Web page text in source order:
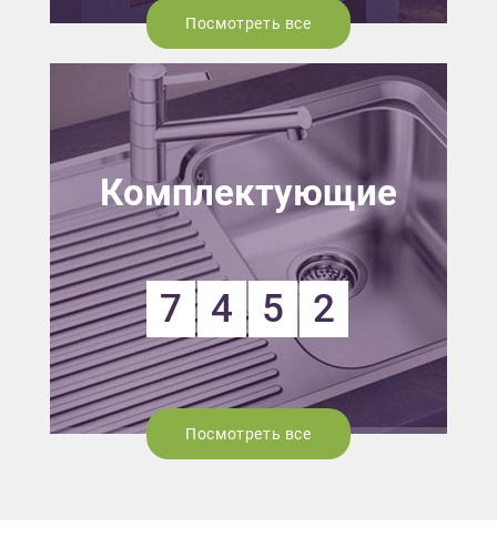
Посмотреть все
Комплектующие
7 4 5 2
Посмотреть все